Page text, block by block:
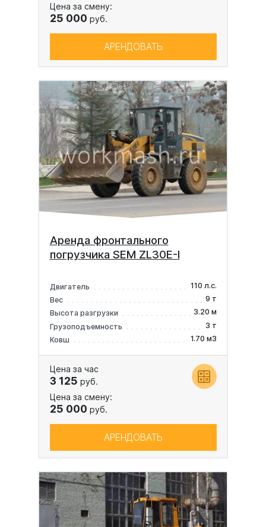
Цена за смену:
25 000 руб.
АРЕНДОВАТЬ
Аренда фронтального
погрузчика SEM ZL30E-I
Двигатель
110 л.с.
Вес
9 т
Высота разгрузки
3.20 м
Грузоподъемность
3 т
Ковш
1.70 м3
Цена за час
3 125 руб.
Цена за смену:
25 000 руб.
АРЕНДОВАТЬ